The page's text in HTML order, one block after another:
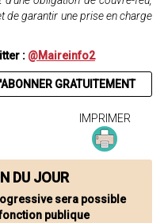
de garantir une prise en charge
: @Maireinfo2
GRATUITEMENT
IMPRIMER
DU JOUR
sera possible
publique